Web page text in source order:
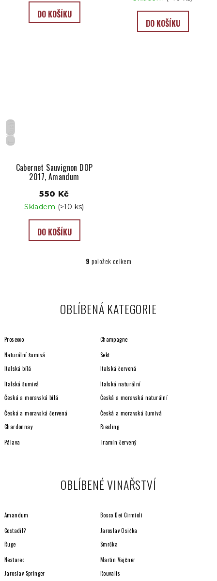
DO KOŠÍKU
DO KOŠÍKU
IT
Suché
Cabernet Sauvignon DOP
2017, Amandum
550 Kč
Skladem (>10 ks)
DO KOŠÍKU
O
d
í
p
r
k
y
v
ý
p
i
9 položek celkem
OBLÍBENÁ KATEGORIE
Prosecco Champagne
Naturální šumivá
Sekt
Italská bílá
Italská červená
Italská šumivá
Italská naturální
Česká a moravská bílá
Česká a moravská naturální
Česká a moravská červená
Česká a moravská šumivá
Chardonnay
Riesling
Pálava Tramín červený
OBLÍBENÉ VINAŘSTVÍ
Amandum Bosco Dei Cirmioli
Costadil?
Jaroslav Osička
Ruge
Smrčka
Nestarec
Martin Vajčner
Jaroslav Springer
Rouvalis